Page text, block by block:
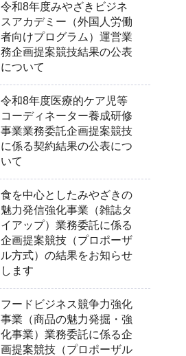
令和8年度みやざきビジネ
スアカデミー（外国人労働
者向けプログラム）運営業
務企画提案競技結果の公表
について
令和8年度医療的ケア児等
コーディネーター養成研修
事業業務委託企画提案競技
に係る契約結果の公表につ
いて
食を中心としたみやざきの
魅力発信強化事業（雑誌タ
イアップ）業務委託に係る
企画提案競技（プロポーザ
ル方式）の結果をお知らせ
します
フードビジネス競争力強化
事業（商品の魅力発掘・強
化事業）業務委託に係る企
画提案競技（プロポーザル